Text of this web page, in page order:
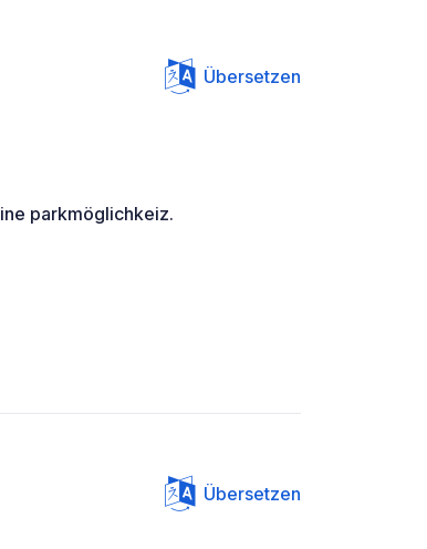
Übersetzen
parkmöglichkeiz.
Übersetzen